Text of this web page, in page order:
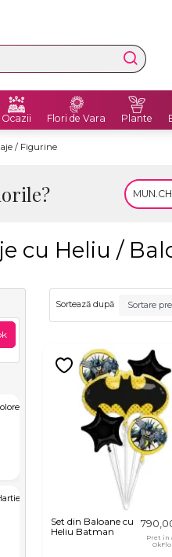
Ocazii Flori de Vara Plante
/ Figurine
cu Heliu /
Sortează după
Set din Baloane cu
Heliu Batman
Pret in